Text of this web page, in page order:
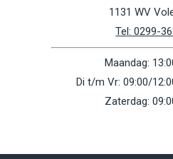
1131 WV
Tel: 0299-
Maandag:
Di t/m Vr: 09:00/
Zaterdag: